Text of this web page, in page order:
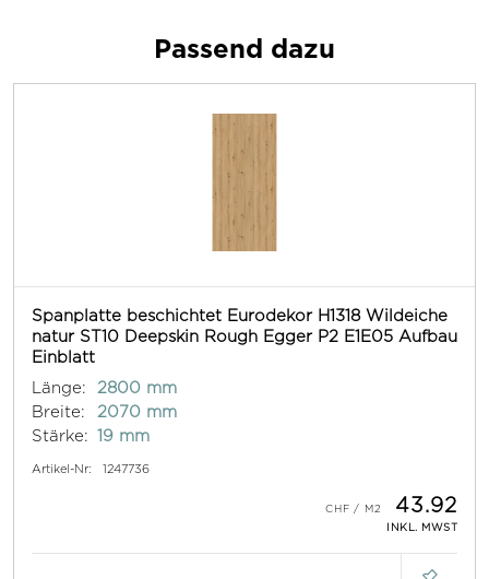
Passend dazu
Spanplatte beschichtet Eurodekor H1318 Wildeiche
natur ST10 Deepskin Rough Egger P2 E1E05 Aufbau
Einblatt
Länge:
2800 mm
Breite:
2070 mm
Stärke: 19 mm
Artikel-Nr: 1247736
43.92
INKL. MWST